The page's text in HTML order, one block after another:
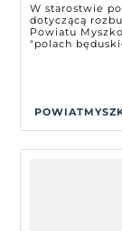
W starostwie
dotyczącą
Powiatu
"polach